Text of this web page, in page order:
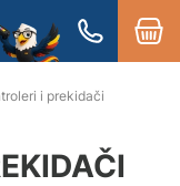
i prekidači